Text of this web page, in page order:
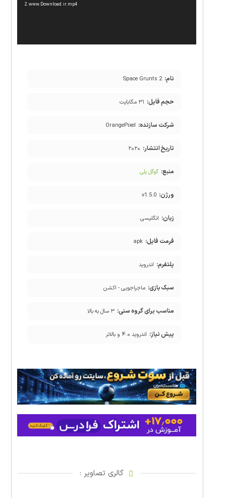
2.www.Download.ir.mp4
نام: Space Grunts 2
حجم فایل: ۳۱ مگابایت
شرکت سازنده: OrangePixel
تاریخ انتشار: ۲۰۲۰
منبع: گوگل پلی
ورژن: v1.5.0
زبان: انگلیسی
فرمت فایل: apk
پلتفرم: اندروید
سبک بازی: ماجراجویی - اکشن
مناسب برای گروه سنی: ۳ سال به بالا
پیش نیاز: اندروید ۴.۰ و بالاتر
گالری تصاویر :